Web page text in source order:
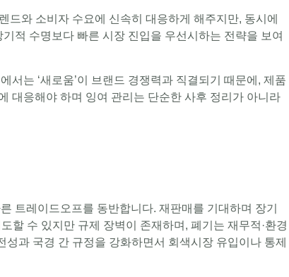
와 소비자 수요에 신속히 대응하게 해주지만, 동시에
적 수명보다 빠른 시장 진입을 우선시하는 전략을 보여
서는 ‘새로움’이 브랜드 경쟁력과 직결되기 때문에, 제품
대응해야 하며 잉여 관리는 단순한 사후 정리가 아니라
트레이드오프를 동반합니다. 재판매를 기대하며 장기
할 수 있지만 규제 장벽이 존재하며, 폐기는 재무적·환경
과 국경 간 규정을 강화하면서 회색시장 유입이나 통제